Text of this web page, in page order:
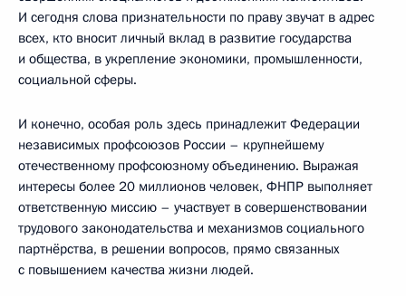
И сегодня слова признательности по праву звучат в адрес
всех, кто вносит личный вклад в развитие государства
и общества, в укрепление экономики, промышленности,
социальной сферы.
И конечно, особая роль здесь принадлежит Федерации
независимых профсоюзов России – крупнейшему
отечественному профсоюзному объединению. Выражая
интересы более 20 миллионов человек, ФНПР выполняет
ответственную миссию – участвует в совершенствовании
трудового законодательства и механизмов социального
партнёрства, в решении вопросов, прямо связанных
с повышением качества жизни людей.